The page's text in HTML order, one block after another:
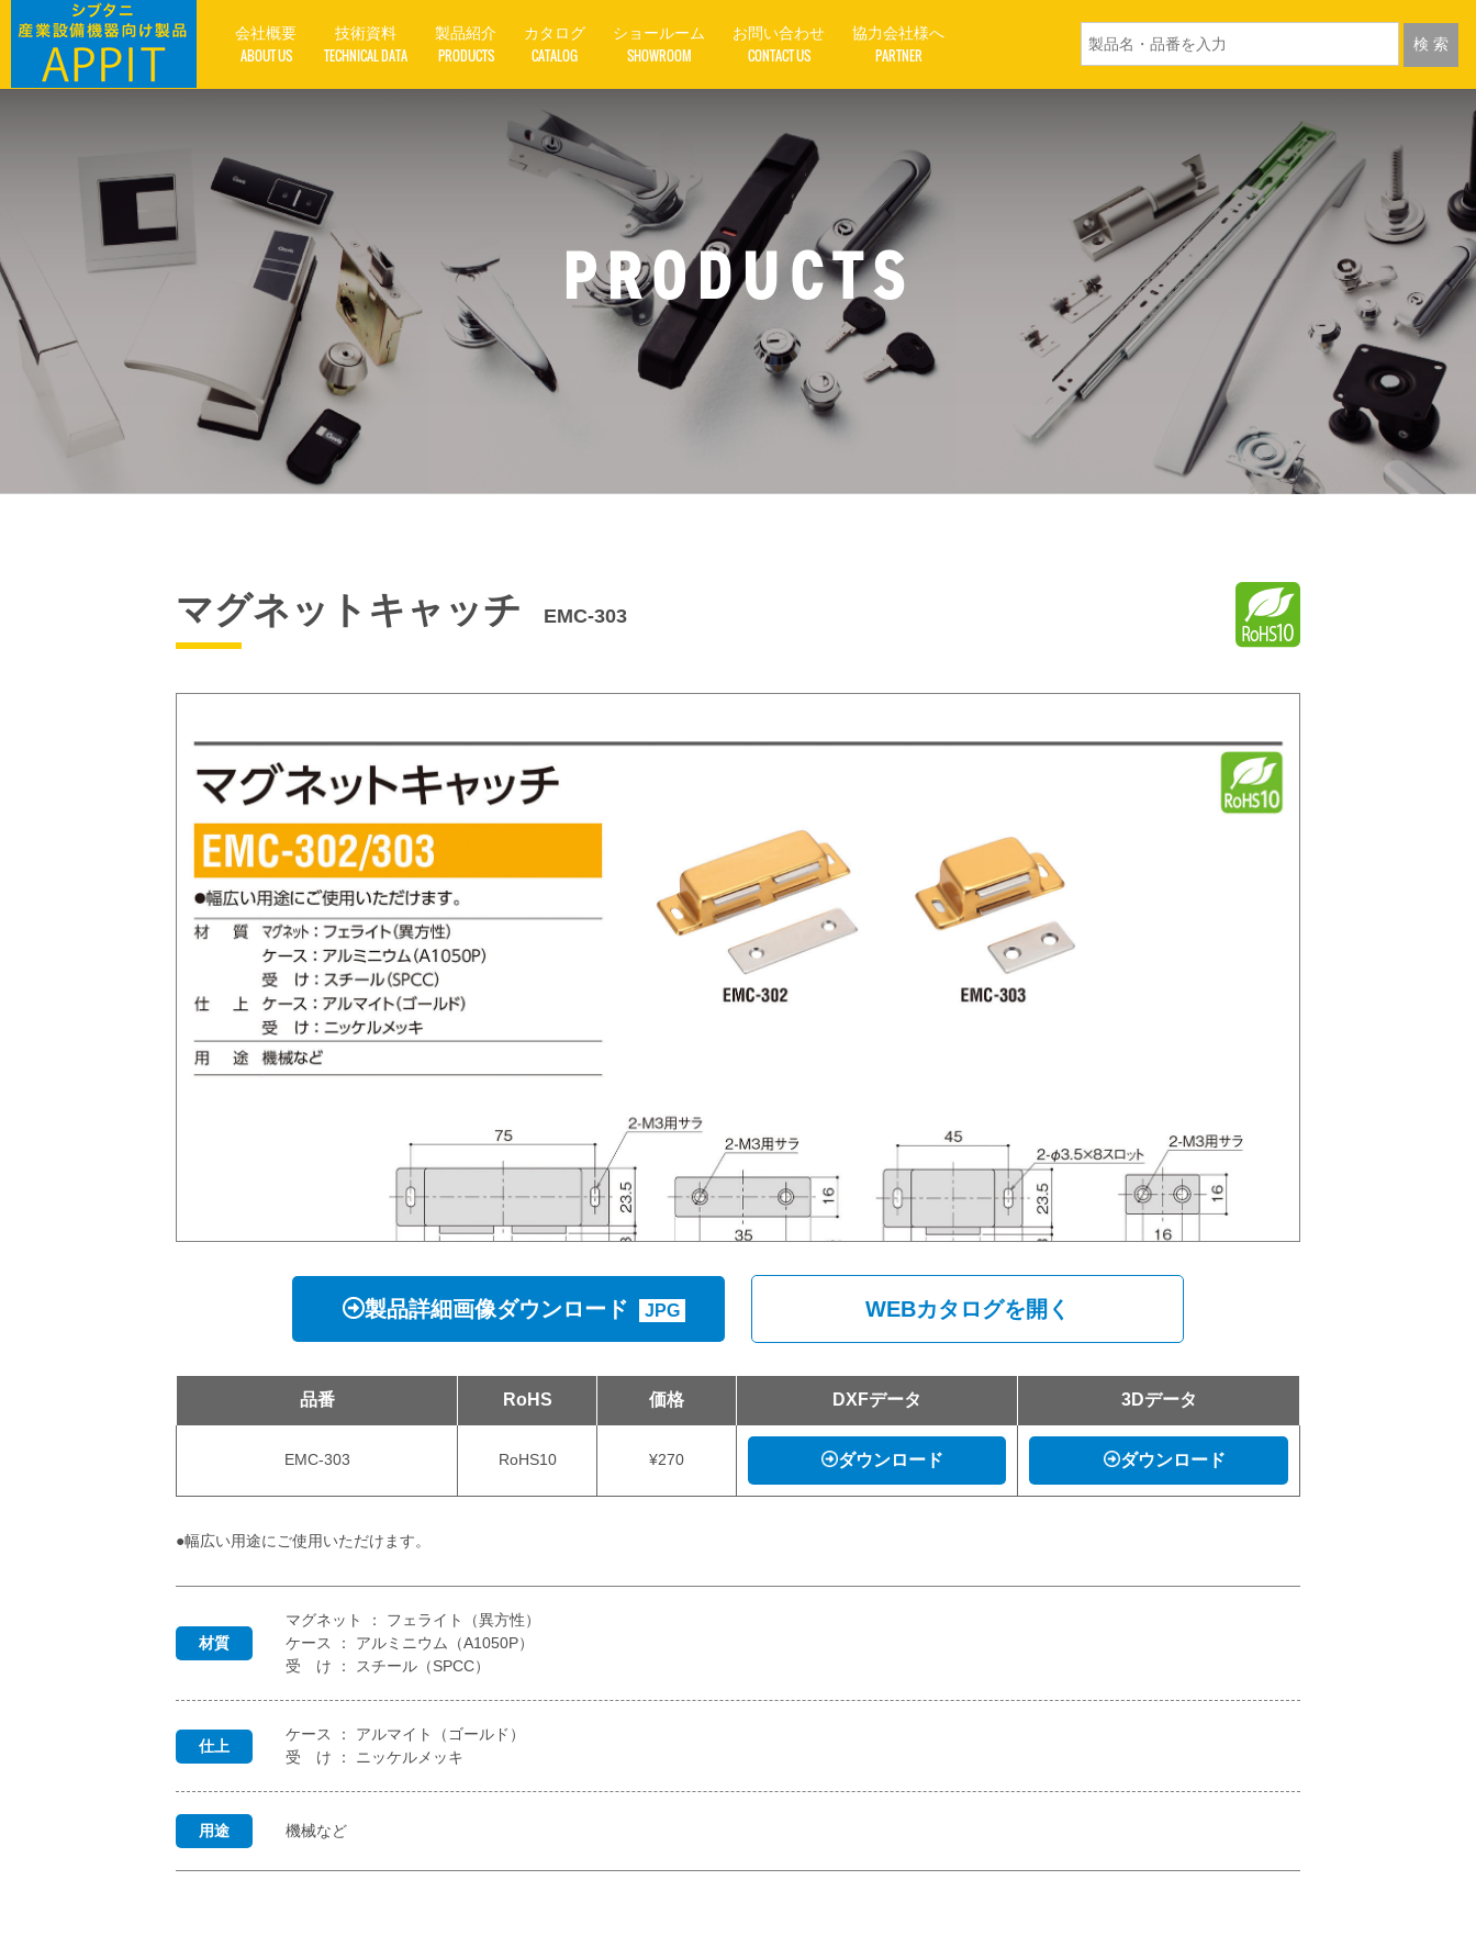
会社概要
ABOUT US
技術資料
TECHNICAL DATA
製品紹介
PRODUCTS
カタログ
CATALOG
ショールーム
SHOWROOM
お問い合わせ
CONTACT US
協力会社様へ
PARTNER
PRODUCTS
マグネットキャッチ EMC-303
製品詳細画像ダウンロード JPG WEBカタログを開く
品番 RoHS 価格 DXFデータ 3Dデータ
EMC-303 RoHS10 ¥270 ダウンロード ダウンロード
●幅広い用途にご使用いただけます。
材質
マグネット ： フェライト（異方性）
ケース ： アルミニウム（A1050P）
受 け ： スチール（SPCC）
仕上
ケース ： アルマイト（ゴールド）
受 け ： ニッケルメッキ
用途 機械など